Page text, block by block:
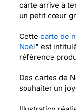
carte arrive à
un petit cœur
Cette carte de
Noël" est
référence
Des cartes de
souhaiter un